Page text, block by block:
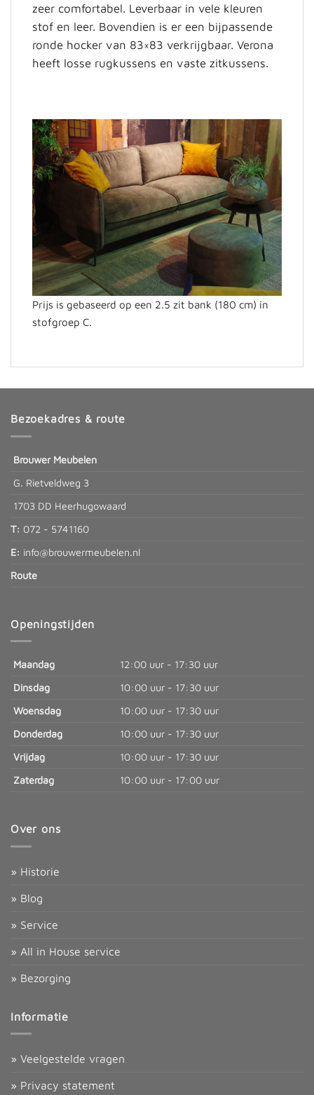
zeer comfortabel. Leverbaar in vele kleuren
stof en leer. Bovendien is er een bijpassende
ronde hocker van 83×83 verkrijgbaar. Verona
heeft losse rugkussens en vaste zitkussens.
Prijs is gebaseerd op een 2.5 zit bank (180 cm) in
stofgroep C.
Bezoekadres & route
Brouwer Meubelen
G. Rietveldweg 3
1703 DD Heerhugowaard
T: 072 - 5741160
E: info@brouwermeubelen.nl
Route
Openingstijden
Maandag
12:00 uur - 17:30 uur
Dinsdag
10:00 uur - 17:30 uur
Woensdag
10:00 uur - 17:30 uur
Donderdag
10:00 uur - 17:30 uur
Vrijdag
10:00 uur - 17:30 uur
Zaterdag
10:00 uur - 17:00 uur
Over ons
» Historie
» Blog
» Service
» All in House service
» Bezorging
Informatie
» Veelgestelde vragen
» Privacy statement